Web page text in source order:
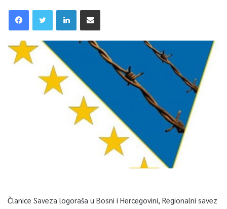
Članice Saveza logoraša u Bosni i Hercegovini, Regionalni savez